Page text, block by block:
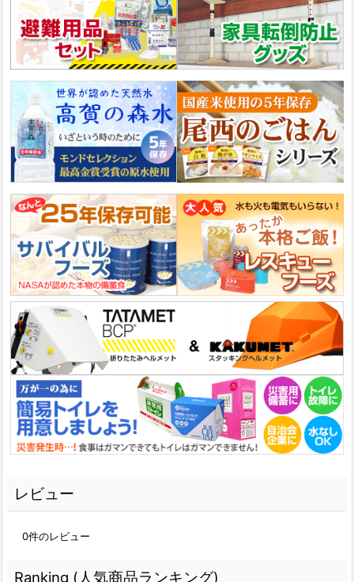
レビュー
0件のレビュー
Ranking (人気商品ランキング)